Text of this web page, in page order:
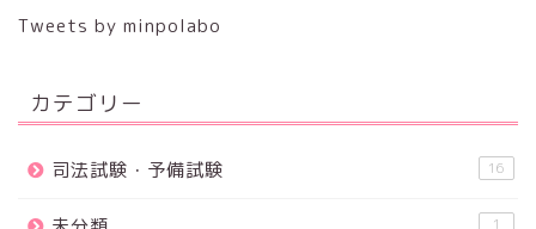
Tweets by minpolabo
カテゴリー
司法試験・予備試験 16
1